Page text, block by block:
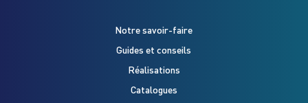
Notre savoir-faire
Guides et conseils
Réalisations
Catalogues